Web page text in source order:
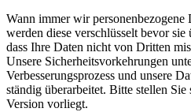
Wann immer wir personenbezogene
werden diese verschlüsselt bevor
dass Ihre Daten nicht von Dritten
Unsere Sicherheitsvorkehrungen
Verbesserungsprozess und unsere
ständig überarbeitet. Bitte stellen Sie
Version vorliegt.